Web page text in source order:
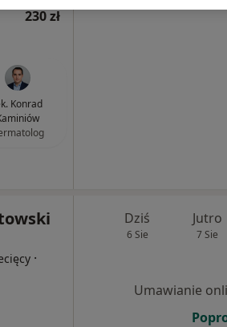
230 zł
Konrad
·
Dziś
6 Sie
Jutro
7 Sie
Umawianie